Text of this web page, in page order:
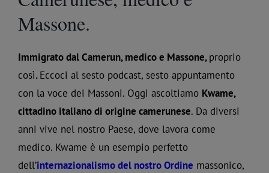
Massone.
Immigrato dal Camerun, medico e Massone,proprio
così.Eccoci al sesto podcast, sesto appuntamento
con la voce dei Massoni. Oggi ascoltiamo Kwame,
cittadino italiano di origine camerunese. Da diversi
anni vive nel nostro Paese, dove lavora come
medico. Kwame è un esempio perfetto
dell’internazionalismo del nostro Ordine massonico,